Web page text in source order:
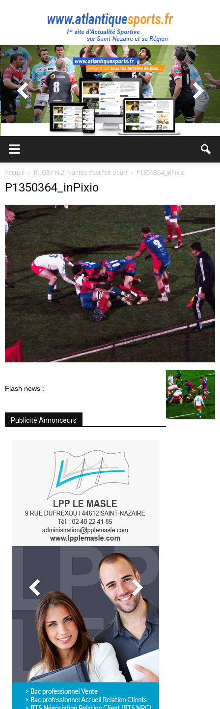
Atlantique
Sport
Accueil RUGBY N.2: Nantes s’est fait peur! P1350364_inPixio
P1350364_inPixio
Flash news :
Publicité Annonceurs